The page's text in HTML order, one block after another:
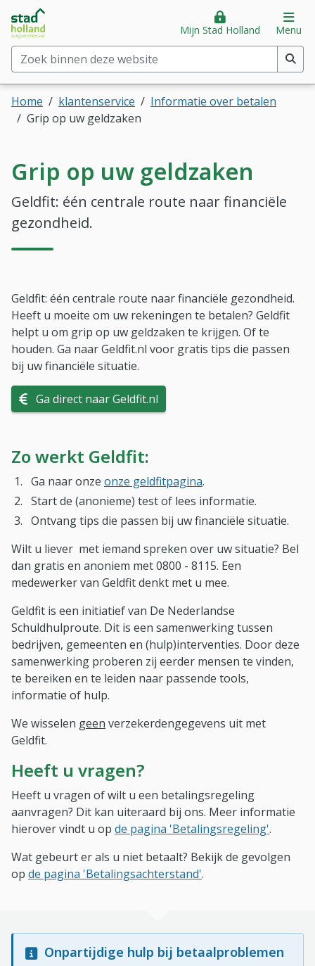
Direct naar hoofdinhoud
Direct naar hoofdmenu
Stad Holland Zorgverzekeraar
Zoek binnen deze website(min. 2 tekens)
Mijn Stad Holland Menu
Home klantenservice
Informatie over betalen
Grip op uw geldzaken
Grip op uw geldzaken
Geldfit: één centrale route naar financiële
gezondheid.
Geldfit: één centrale route naar financiële gezondheid.
Heeft u moeite om uw rekeningen te betalen? Geldfit
helpt u om grip op uw geldzaken te krijgen. Of te
houden. Ga naar Geldfit.nl voor gratis tips die passen
bij uw financiële situatie.
Ga direct naar Geldfit.nl
Zo werkt Geldfit:
Ga naar onze onze geldfitpagina.
Start de (anonieme) test of lees informatie.
Ontvang tips die passen bij uw financiële situatie.
Wilt u liever met iemand spreken over uw situatie? Bel
dan gratis en anoniem met 0800 - 8115. Een
medewerker van Geldfit denkt met u mee.
Geldfit is een initiatief van De Nederlandse
Schuldhulproute. Dit is een samenwerking tussen
bedrijven, gemeenten en (hulp)interventies. Door deze
samenwerking proberen zij eerder mensen te vinden,
te bereiken en te leiden naar passende tools,
informatie of hulp.
We wisselen geen verzekerdengegevens uit met
Geldfit.
Heeft u vragen?
Heeft u vragen of wilt u een betalingsregeling
aanvragen? Dit kan uiteraard bij ons. Meer informatie
hierover vindt u op de pagina 'Betalingsregeling'.
Wat gebeurt er als u niet betaalt? Bekijk de gevolgen
op de pagina 'Betalingsachterstand'.
Onpartijdige hulp bij betaalproblemen